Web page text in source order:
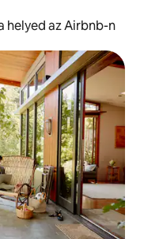
helyed az Airbnb-n